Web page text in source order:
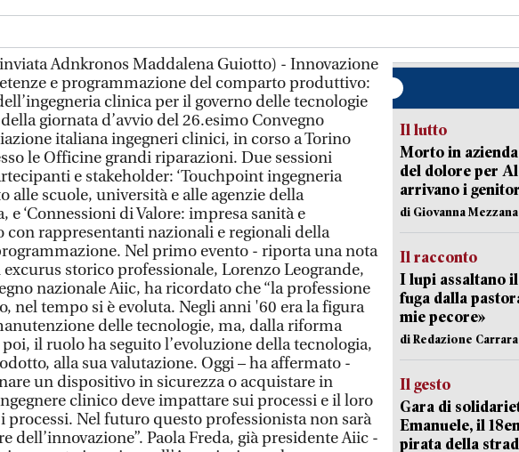
Adnkronos Maddalena Guiotto) - Innovazione
e programmazione del comparto produttivo:
clinica per il governo delle tecnologie
giornata d’avvio del 26.esimo Convegno
italiana ingegneri clinici, in corso a Torino
le Officine grandi riparazioni. Due sessioni
e stakeholder: ‘Touchpoint ingegneria
alle scuole, università e alle agenzie della
e ‘Connessioni di Valore: impresa sanità e
con rappresentanti nazionali e regionali della
Nel primo evento - riporta una nota
storico professionale, Lorenzo Leogrande,
nazionale Aiic, ha ricordato che “la professione
nel tempo si è evoluta. Negli anni '60 era la figura
delle tecnologie, ma, dalla riforma
il ruolo ha seguito l’evoluzione della tecnologia,
alla sua valutazione. Oggi – ha affermato -
un dispositivo in sicurezza o acquistare in
clinico deve impattare sui processi e il loro
Nel futuro questo professionista non sarà
dell’innovazione”. Paola Freda, già presidente Aiic -
Il lutto
Morto in
del dolore per
arrivano i
di Giovanna Mezzana
Il racconto
I lupi assaltano
fuga dalla
mie pecore»
di Redazione Carrara
Il gesto
Gara di
Emanuele, il
pirata della